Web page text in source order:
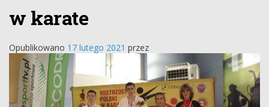
w karate
Opublikowano 17 lutego 2021 przez